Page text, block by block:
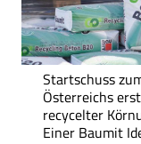
Startschuss
Österreichs
recycelter
Einer Baumit